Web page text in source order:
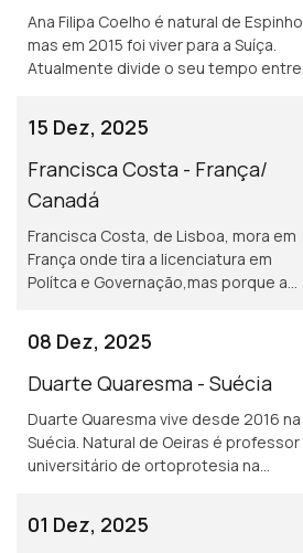
Ana Filipa Coelho é natural de Espinho,
mas em 2015 foi viver para a Suíça.
Atualmente divide o seu tempo entre
humanitária Misty Ships.
15 Dez, 2025
Francisca Costa - França/
Canadá
Francisca Costa, de Lisboa, mora em
França onde tira a licenciatura em
Polítca e Governação,mas porque a
Asilo e migração são áreas de
investigação
08 Dez, 2025
Duarte Quaresma - Suécia
Duarte Quaresma vive desde 2016 na
Suécia. Natural de Oeiras é professor
universitário de ortoprotesia na
dispositivos para mover cotovelos e
01 Dez, 2025